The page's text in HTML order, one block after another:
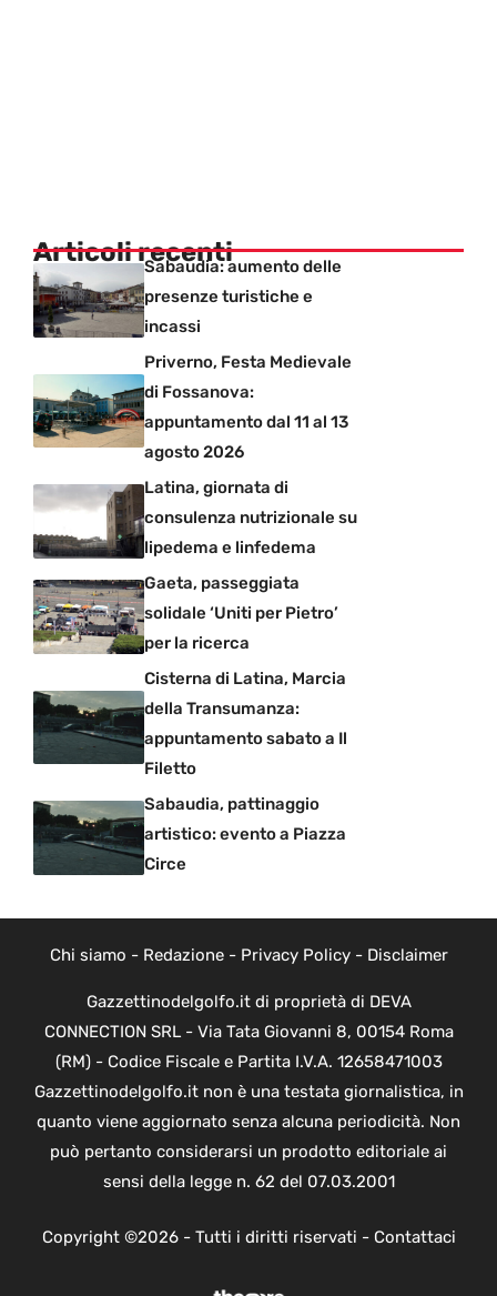
Articoli recentiSabaudia: aumento delle
presenze turistiche e
incassi
Priverno, Festa Medievale
di Fossanova:
appuntamento dal 11 al 13
agosto 2026
Latina, giornata di
consulenza nutrizionale su
lipedema e linfedema
Gaeta, passeggiata
solidale ‘Uniti per Pietro’
per la ricerca
Cisterna di Latina, Marcia
della Transumanza:
appuntamento sabato a Il
Filetto
Sabaudia, pattinaggio
artistico: evento a Piazza
Circe
Chi siamo - Redazione- Privacy Policy- Disclaimer
Gazzettinodelgolfo.it di proprietà di DEVA
CONNECTION SRL - Via Tata Giovanni 8, 00154 Roma
(RM) - Codice Fiscale e Partita I.V.A. 12658471003
Gazzettinodelgolfo.it non è una testata giornalistica, in
quanto viene aggiornato senza alcuna periodicità. Non
può pertanto considerarsi un prodotto editoriale ai
sensi della legge n. 62 del 07.03.2001
Copyright ©2026 - Tutti i diritti riservati - Contattaci